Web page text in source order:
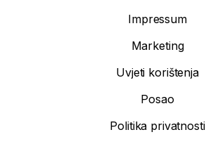
Impressum
Marketing
Uvjeti korištenja
Posao
Politika privatnosti